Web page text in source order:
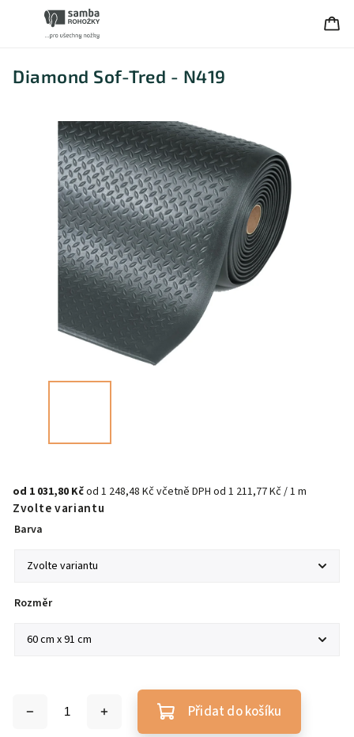
Diamond Sof-Tred - N419
od 1 031,80 Kčod 1 248,48 Kčvčetně DPH od 1 211,77 Kč / 1 m
Zvolte variantu
Barva
Rozměr
Přidat do košíku